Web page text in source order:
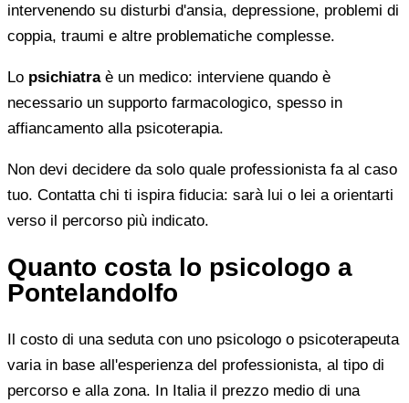
intervenendo su disturbi d'ansia, depressione, problemi di
coppia, traumi e altre problematiche complesse.
Lo psichiatraè un medico: interviene quando è
necessario un supporto farmacologico, spesso in
affiancamento alla psicoterapia.
Non devi decidere da solo quale professionista fa al caso
tuo. Contatta chi ti ispira fiducia: sarà lui o lei a orientarti
verso il percorso più indicato.
Quanto costa lo psicologo a
Pontelandolfo
Il costo di una seduta con uno psicologo o psicoterapeuta
varia in base all'esperienza del professionista, al tipo di
percorso e alla zona. In Italia il prezzo medio di una